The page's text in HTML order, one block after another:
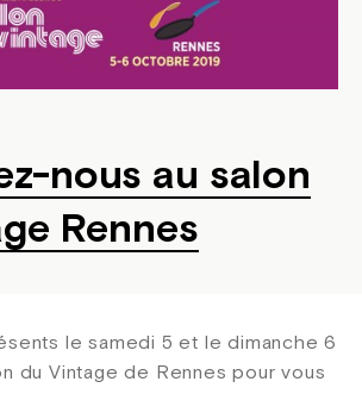
nous au salon
Rennes
le samedi 5 et le dimanche 6
du Vintage de Rennes pour vous